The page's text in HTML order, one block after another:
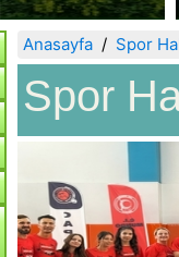
Anasayfa Spor
Spor